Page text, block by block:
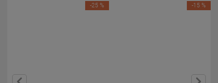
-25 % -15 %